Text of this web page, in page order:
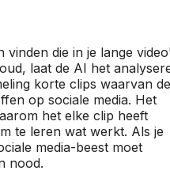
die in je lange
laat de AI het
korte clips waarvan de
op sociale media. Het
het elke clip heeft
te leren wat werkt. Als je
media-beest moet
nood.